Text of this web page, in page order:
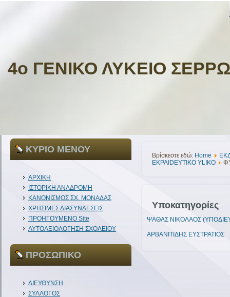
4ο ΓΕΝΙΚΟ ΛΥΚΕΙΟ
ΚΥΡΙΟ ΜΕΝΟΥ
ΑΡΧΙΚΗ
ΙΣΤΟΡΙΚΗ ΑΝΑΔΡΟΜΗ
ΚΑΝΟΝΙΣΜΟΣ ΣΧ. ΜΟΝΑΔΑΣ
ΧΡΗΣΙΜΕΣ ΔΙΑΣΥΝΔΕΣΕΙΣ
ΠΡΟΗΓΟΥΜΕΝΟ Site
ΑΥΤΟΑΞΙΟΛΟΓΗΣΗ ΣΧΟΛΕΙΟΥ
ΠΡΟΣΩΠΙΚΟ
ΔΙΕΥΘΥΝΣΗ
ΣΥΛΛΟΓΟΣ
Βρίσκεστε εδώ: Home
EKPAIDEYTIKO YLIKO
Υποκατηγορίες
ΨΑΘΑΣ ΝΙΚΟΛΑΟΣ
ΑΡΒΑΝΙΤΙΔΗΣ ΕΥΣΤΡΑΤΙΟΣ